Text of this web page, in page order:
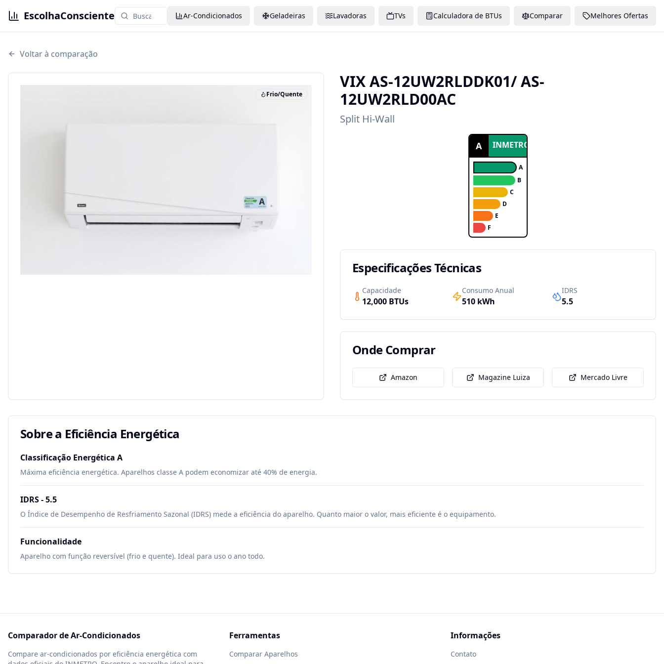
EscolhaConsciente Ar-Condicionados Geladeiras Lavadoras TVs Calculadora de BTUs Comparar Melhores Ofertas
Voltar à comparação
Frio/Quente
VIXAS-12UW2RLDDK01/ AS-
12UW2RLD00AC
Split Hi-Wall
A INMETRO
A
B
C
D
E
F
Especificações Técnicas
Capacidade
12,000 BTUs
Consumo Anual
510 kWh
IDRS
5.5
Onde Comprar
Amazon Magazine Luiza Mercado Livre
Sobre a Eficiência Energética
Classificação Energética A
Máxima eficiência energética. Aparelhos classe A podem economizar até 40% de energia.
IDRS -5.5
O Índice de Desempenho de Resfriamento Sazonal (IDRS) mede a eficiência do aparelho. Quanto maior o valor, mais eficiente é o equipamento.
Funcionalidade
Aparelho com função reversível (frio e quente). Ideal para uso o ano todo.
Comparador de Ar-Condicionados
Compare ar-condicionados por eficiência energética com
Ferramentas
Comparar Aparelhos
Informações
Contato